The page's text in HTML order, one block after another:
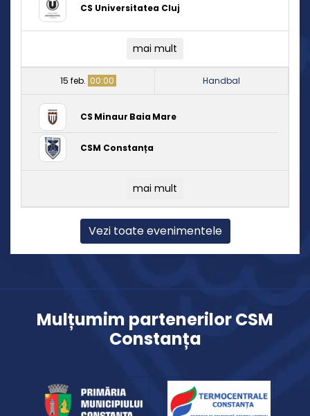
CS Universitatea Cluj
mai mult
15 feb. 00:00 Handbal
CS Minaur Baia Mare
CSM Constanța
mai mult
Vezi toate evenimentele
Mulțumim partenerilor CSM
Constanța